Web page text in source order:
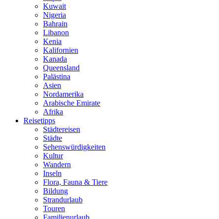
Kuwait
Nigeria
Bahrain
Libanon
Kenia
Kalifornien
Kanada
Queensland
Palästina
Asien
Nordamerika
Arabische Emirate
Afrika
Reisetipps
Städtereisen
Städte
Sehenswürdigkeiten
Kultur
Wandern
Inseln
Flora, Fauna & Tiere
Bildung
Strandurlaub
Touren
Familienurlaub